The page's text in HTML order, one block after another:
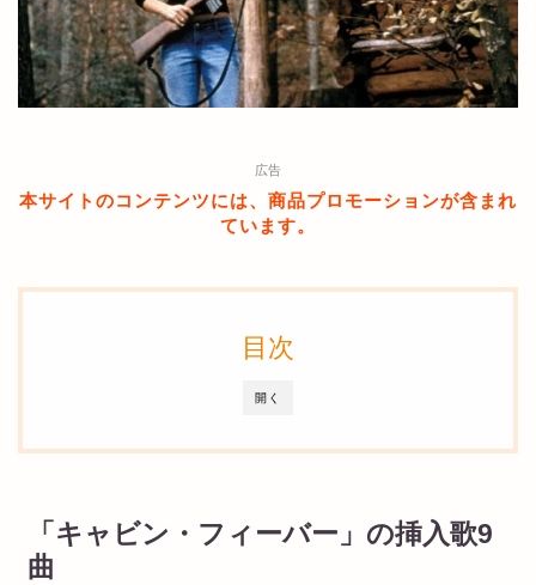
広告
本サイトのコンテンツには、商品プロモーションが含まれ
ています。
開く
目次
「キャビン・フィーバー」の挿入歌9
曲